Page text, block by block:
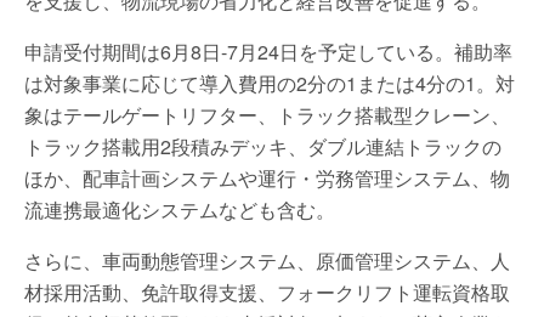
申請受付期間は6月8日-7月24日を予定している。補助率
は対象事業に応じて導入費用の2分の1または4分の1。対
象はテールゲートリフター、トラック搭載型クレーン、
トラック搭載用2段積みデッキ、ダブル連結トラックの
ほか、配車計画システムや運行・労務管理システム、物
流連携最適化システムなども含む。
さらに、車両動態管理システム、原価管理システム、人
材採用活動、免許取得支援、フォークリフト運転資格取